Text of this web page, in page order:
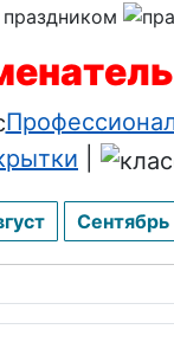
Сентябрь